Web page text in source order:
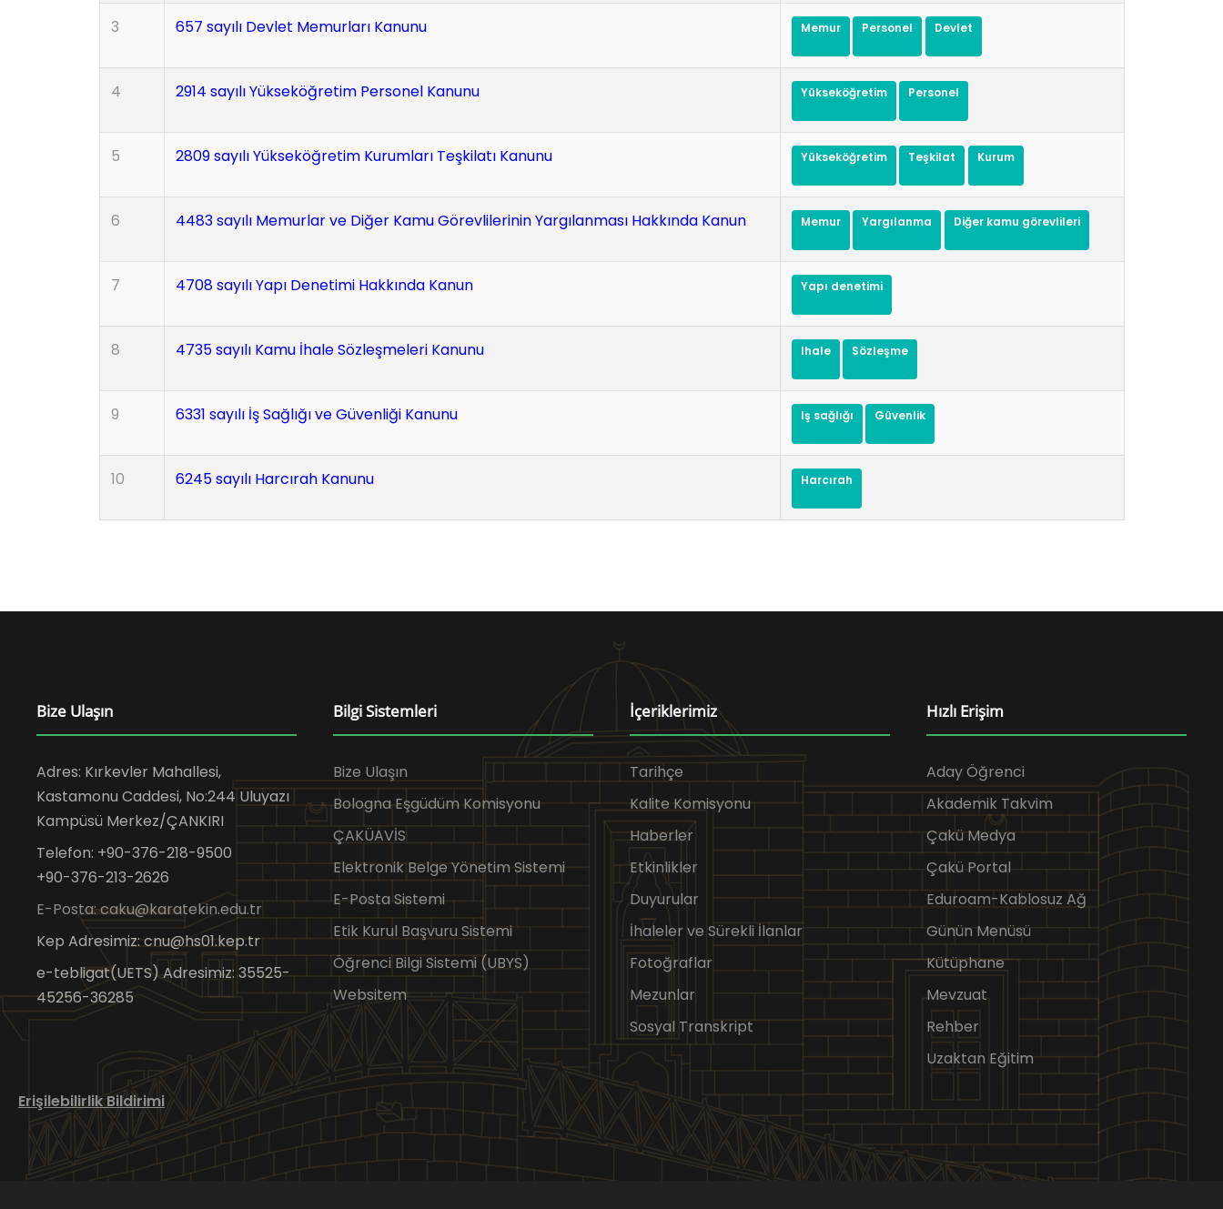
3 657 sayılı Devlet Memurları Kanunu memur personel devlet
4 2914 sayılı Yükseköğretim Personel Kanunu yükseköğretim personel
5 2809 sayılı Yükseköğretim Kurumları Teşkilatı Kanunu yükseköğretim teşkilat kurum
6 4483 sayılı Memurlar ve Diğer Kamu Görevlilerinin Yargılanması Hakkında Kanun memur yargılanma diğer kamu görevlileri
7 4708 sayılı Yapı Denetimi Hakkında Kanun yapı denetimi
8 4735 sayılı Kamu İhale Sözleşmeleri Kanunu ihale sözleşme
9 6331 sayılı İş Sağlığı ve Güvenliği Kanunu iş sağlığı güvenlik
10 6245 sayılı Harcırah Kanunu harcırah
Bize Ulaşın
Adres: Kırkevler Mahallesi,
Kastamonu Caddesi, No:244 Uluyazı
Kampüsü Merkez/ÇANKIRI
Telefon: +90-376-218-9500
+90-376-213-2626
E-Posta: caku@karatekin.edu.tr
Kep Adresimiz: cnu@hs01.kep.tr
e-tebligat(UETS) Adresimiz: 35525-
45256-36285
Bilgi Sistemleri
Bize Ulaşın
Bologna Eşgüdüm Komisyonu
ÇAKÜAVİS
Elektronik Belge Yönetim Sistemi
E-Posta Sistemi
Etik Kurul Başvuru Sistemi
Öğrenci Bilgi Sistemi (UBYS)
Websitem
İçeriklerimiz
Tarihçe
Kalite Komisyonu
Haberler
Etkinlikler
Duyurular
İhaleler ve Sürekli İlanlar
Fotoğraflar
Mezunlar
Sosyal Transkript
Hızlı Erişim
Aday Öğrenci
Akademik Takvim
Çakü Medya
Çakü Portal
Eduroam-Kablosuz Ağ
Günün Menüsü
Kütüphane
Mevzuat
Rehber
Uzaktan Eğitim
Erişilebilirlik Bildirimi